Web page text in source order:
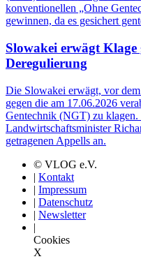
konventionellen „Ohne
gewinnen, da es gesichert
Slowakei erwägt
Deregulierung
Die Slowakei erwägt, vor
gegen die am 17.06.2026
Gentechnik (NGT) zu klagen.
Landwirtschaftsminister
getragenen Appells an.
© VLOG e.V.
| Kontakt
| Impressum
| Datenschutz
| Newsletter
|
Cookies
X